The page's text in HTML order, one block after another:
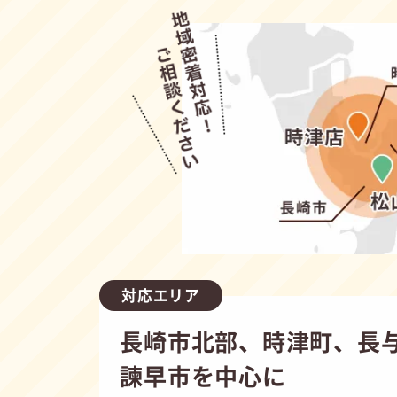
対応エリア
長崎市北部、時津町、長
諫早市を中心に